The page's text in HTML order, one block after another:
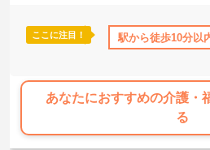
・賞与あり 社会保険完備 交通費支
ここに注目！ 駅から徒歩10分以
あなたにおすすめの介護・
る